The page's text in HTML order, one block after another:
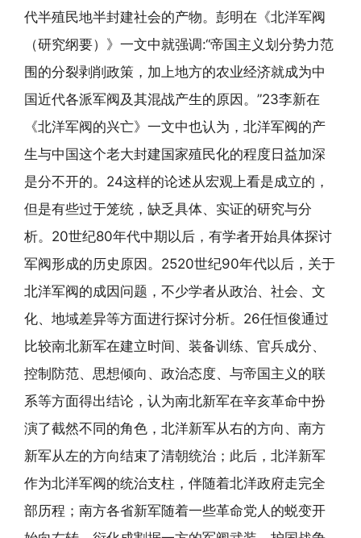
代半殖民地半封建社会的产物。彭明在《北洋军阀
（研究纲要）》一文中就强调:“帝国主义划分势力范
围的分裂剥削政策，加上地方的农业经济就成为中
国近代各派军阀及其混战产生的原因。”23李新在
《北洋军阀的兴亡》一文中也认为，北洋军阀的产
生与中国这个老大封建国家殖民化的程度日益加深
是分不开的。24这样的论述从宏观上看是成立的，
但是有些过于笼统，缺乏具体、实证的研究与分
析。20世纪80年代中期以后，有学者开始具体探讨
军阀形成的历史原因。2520世纪90年代以后，关于
北洋军阀的成因问题，不少学者从政治、社会、文
化、地域差异等方面进行探讨分析。26任恒俊通过
比较南北新军在建立时间、装备训练、官兵成分、
控制防范、思想倾向、政治态度、与帝国主义的联
系等方面得出结论，认为南北新军在辛亥革命中扮
演了截然不同的角色，北洋新军从右的方向、南方
新军从左的方向结束了清朝统治；此后，北洋新军
作为北洋军阀的统治支柱，伴随着北洋政府走完全
部历程；南方各省新军随着一些革命党人的蜕变开